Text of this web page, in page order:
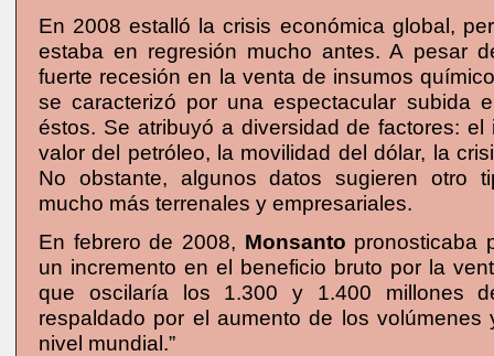
En 2008 estalló la crisis económica global,
estaba en regresión mucho antes. A pesar
fuerte recesión en la venta de insumos
se caracterizó por una espectacular subida
éstos. Se atribuyó a diversidad de factores: el
valor del petróleo, la movilidad del dólar, la
No obstante, algunos datos sugieren otro
mucho más terrenales y empresariales.
En febrero de 2008, Monsanto pronosticaba
un incremento en el beneficio bruto por la
que oscilaría los 1.300 y 1.400 millones
respaldado por el aumento de los volúmenes
nivel mundial.”